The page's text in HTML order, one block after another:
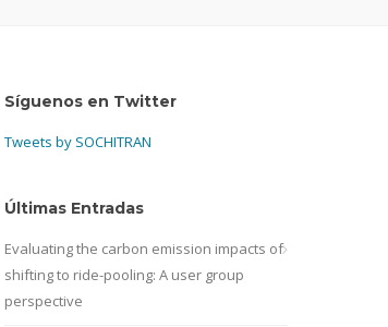
Síguenos en Twitter
Tweets by SOCHITRAN
Últimas Entradas
Evaluating the carbon emission impacts of
shifting to ride-pooling: A user group
perspective